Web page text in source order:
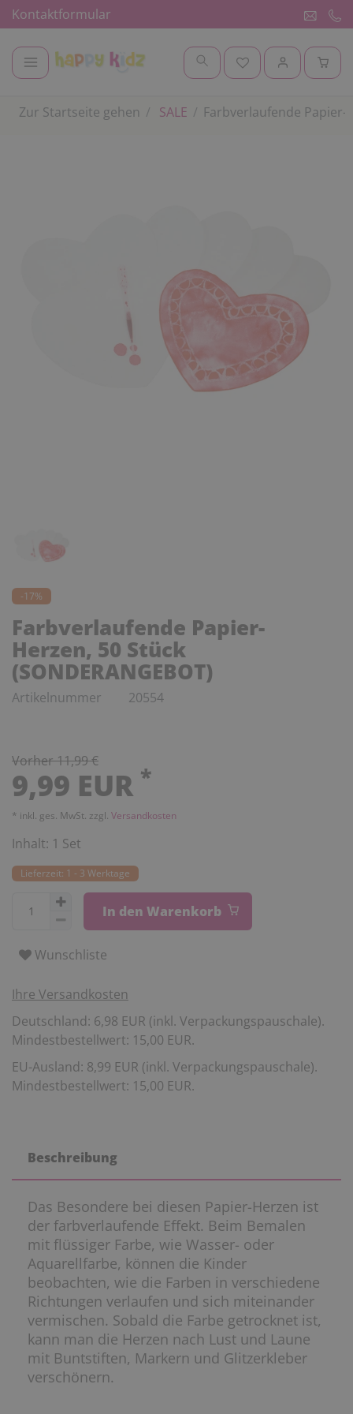
Kontaktformular
Zur Startseite gehen SALE Farbverlaufende Papier-
-17%
Farbverlaufende Papier-
Herzen, 50 Stück
(SONDERANGEBOT)
Artikelnummer 20554
Vorher 11,99 €
9,99 EUR *
* inkl. ges. MwSt. zzgl. Versandkosten
Inhalt: 1 Set
Lieferzeit: 1 - 3 Werktage
In den Warenkorb
Wunschliste
Ihre Versandkosten
Deutschland: 6,98 EUR (inkl. Verpackungspauschale).
Mindestbestellwert: 15,00 EUR.
EU-Ausland: 8,99 EUR (inkl. Verpackungspauschale).
Mindestbestellwert: 15,00 EUR.
Beschreibung
Das Besondere bei diesen Papier-Herzen ist
der farbverlaufende Effekt. Beim Bemalen
mit flüssiger Farbe, wie Wasser- oder
Aquarellfarbe, können die Kinder
beobachten, wie die Farben in verschiedene
Richtungen verlaufen und sich miteinander
vermischen. Sobald die Farbe getrocknet ist,
kann man die Herzen nach Lust und Laune
mit Buntstiften, Markern und Glitzerkleber
verschönern.